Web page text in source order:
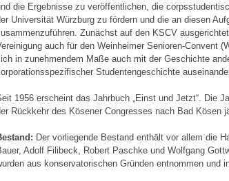
die Ergebnisse zu veröffentlichen, die
Universität Würzburg zu fördern und die an diesen
Zunächst auf den KSCV
auch für den Weinheimer Senioren-Convent
in zunehmendem Maße auch mit der Geschichte
Studentengeschichte
1956 erscheint das Jahrbuch „Einst und Jetzt“. Die
Rückkehr des Kösener Congresses nach Bad Kösen
Der vorliegende Bestand enthält vor allem die
Adolf Filibeck, Robert Paschke und Wolfgang
aus konservatorischen Gründen entnommen und